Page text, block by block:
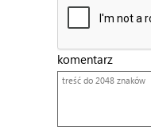
komentarz